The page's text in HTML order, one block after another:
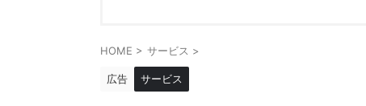
HOME > サービス >
広告 サービス